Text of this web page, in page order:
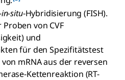
in-situ-Hybridisierung (FISH).
von CVF
und
für den Spezifitätstest
mRNA aus der reversen
Kettenreaktion (RT-